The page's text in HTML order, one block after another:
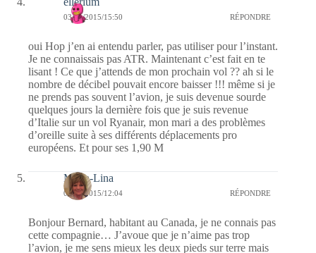
03/11/2015/15:50 RÉPONDRE
oui Hop j’en ai entendu parler, pas utiliser pour l’instant.
Je ne connaissais pas ATR. Maintenant c’est fait en te
lisant ! Ce que j’attends de mon prochain vol ?? ah si le
nombre de décibel pouvait encore baisser !!! même si je
ne prends pas souvent l’avion, je suis devenue sourde
quelques jours la dernière fois que je suis revenue
d’Italie sur un vol Ryanair, mon mari a des problèmes
d’oreille suite à ses différents déplacements pro
européens. Et pour ses 1,90 M
Maria-Lina
03/11/2015/12:04 RÉPONDRE
Bonjour Bernard, habitant au Canada, je ne connais pas
cette compagnie… J’avoue que je n’aime pas trop
l’avion, je me sens mieux les deux pieds sur terre mais